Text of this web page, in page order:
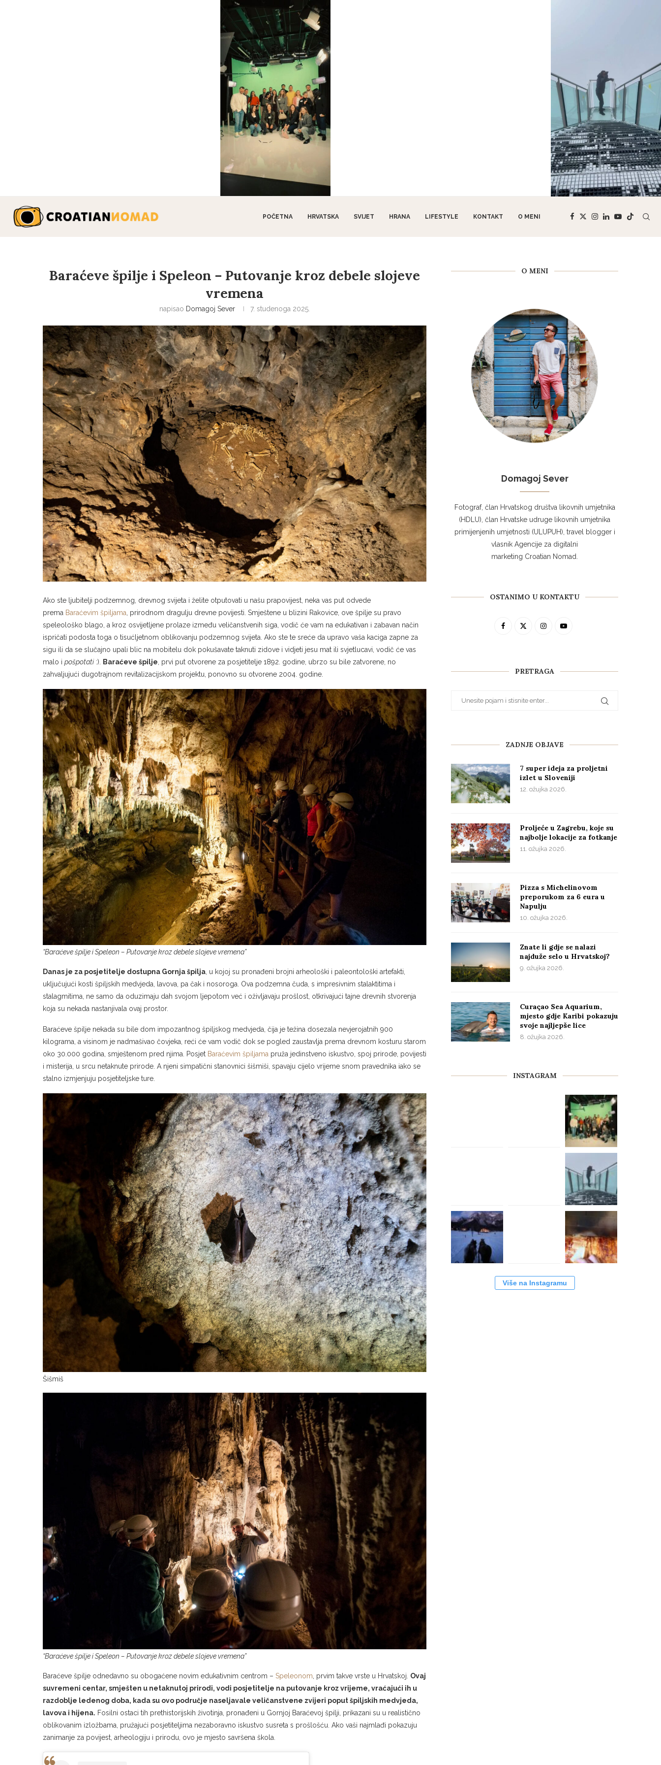
POČETNA HRVATSKA SVIJET HRANA LIFESTYLE KONTAKT O MENI
Baraćeve špilje i Speleon – Putovanje kroz debele slojeve
vremena
napisao Domagoj Sever 7. studenoga 2025.
Ako ste ljubitelji podzemnog, drevnog svijeta i želite otputovati u našu prapovijest, neka vas put odvede
prema Baraćevim špiljama, prirodnom dragulju drevne povijesti. Smještene u blizini Rakovice, ove špilje su pravo
speleološko blago, a kroz osvijetljene prolaze između veličanstvenih siga, vodič će vam na edukativan i zabavan način
ispričati podosta toga o tisućljetnom oblikovanju podzemnog svijeta. Ako ste te sreće da upravo vaša kaciga zapne za
sigu ili da se slučajno upali blic na mobitelu dok pokušavate taknuti zidove i vidjeti jesu mat ili svjetlucavi, vodič će vas
malo i pošpotati :). Baraćeve špilje, prvi put otvorene za posjetitelje 1892. godine, ubrzo su bile zatvorene, no
zahvaljujući dugotrajnom revitalizacijskom projektu, ponovno su otvorene 2004. godine.
“Baraćeve špilje i Speleon – Putovanje kroz debele slojeve vremena”
Danas je za posjetitelje dostupna Gornja špilja, u kojoj su pronađeni brojni arheološki i paleontološki artefakti,
uključujući kosti špiljskih medvjeda, lavova, pa čak i nosoroga. Ova podzemna čuda, s impresivnim stalaktitima i
stalagmitima, ne samo da oduzimaju dah svojom ljepotom već i oživljavaju prošlost, otkrivajući tajne drevnih stvorenja
koja su nekada nastanjivala ovaj prostor.
Baraćeve špilje nekada su bile dom impozantnog špiljskog medvjeda, čija je težina dosezala nevjerojatnih 900
kilograma, a visinom je nadmašivao čovjeka, reći će vam vodič dok se pogled zaustavlja prema drevnom kosturu starom
oko 30.000 godina, smještenom pred njima. Posjet Baraćevim špiljama pruža jedinstveno iskustvo, spoj prirode, povijesti
i misterija, u srcu netaknute prirode. A njeni simpatični stanovnici šišmiši, spavaju cijelo vrijeme snom pravednika iako se
stalno izmjenjuju posjetiteljske ture.
Šišmiš
“Baraćeve špilje i Speleon – Putovanje kroz debele slojeve vremena”
Baraćeve špilje odnedavno su obogaćene novim edukativnim centrom – Speleonom , prvim takve vrste u Hrvatskoj. Ovaj
suvremeni centar, smješten u netaknutoj prirodi, vodi posjetitelje na putovanje kroz vrijeme, vraćajući ih u
razdoblje ledenog doba, kada su ovo područje naseljavale veličanstvene zvijeri poput špiljskih medvjeda,
lavova i hijena. Fosilni ostaci tih prethistorijskih životinja, pronađeni u Gornjoj Baraćevoj špilji, prikazani su u realistično
oblikovanim izložbama, pružajući posjetiteljima nezaboravno iskustvo susreta s prošlošću. Ako vaši najmlađi pokazuju
zanimanje za povijest, arheologiju i prirodu, ovo je mjesto savršena škola.
O MENI
Domagoj Sever
Fotograf, član Hrvatskog društva likovnih umjetnika
(HDLU), član Hrvatske udruge likovnih umjetnika
primijenjenih umjetnosti (ULUPUH), travel blogger i
vlasnik Agencije za digitalni
marketing Croatian Nomad.
OSTANIMO U KONTAKTU
PRETRAGA
ZADNJE OBJAVE
7 super ideja za proljetni
izlet u Sloveniji
12. ožujka 2026.
Proljeće u Zagrebu, koje su
najbolje lokacije za fotkanje
11. ožujka 2026.
Pizza s Michelinovom
preporukom za 6 eura u
Napulju
10. ožujka 2026.
Znate li gdje se nalazi
najduže selo u Hrvatskoj?
9. ožujka 2026.
Curaçao Sea Aquarium,
mjesto gdje Karibi pokazuju
svoje najljepše lice
8. ožujka 2026.
INSTAGRAM
Više na Instagramu